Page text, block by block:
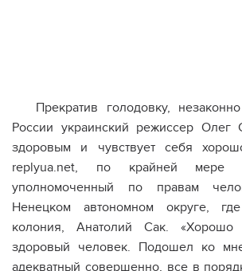
Прекратив голодовку,
России украинский режиссер Олег
здоровым и чувствует себя
replyua.net, по крайней мере
уполномоченный по правам
Ненецком автономном округе,
колония, Анатолий Сак. «Хорошо
здоровый человек. Подошел ко
адекватный совершенно, все в